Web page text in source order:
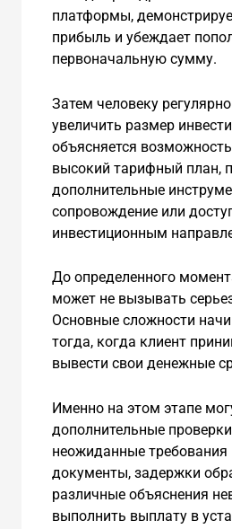
платформы,
прибыль и убеждает
первоначальную сумму.
Затем человеку
увеличить размер
объясняется
высокий тарифный план,
дополнительные
сопровождение или
инвестиционным
До определенного
может не вызывать
Основные сложности
тогда, когда клиент
вывести свои денежные
Именно на этом этапе
дополнительные
неожиданные требования
документы, задержки
различные объяснения
выполнить выплату в